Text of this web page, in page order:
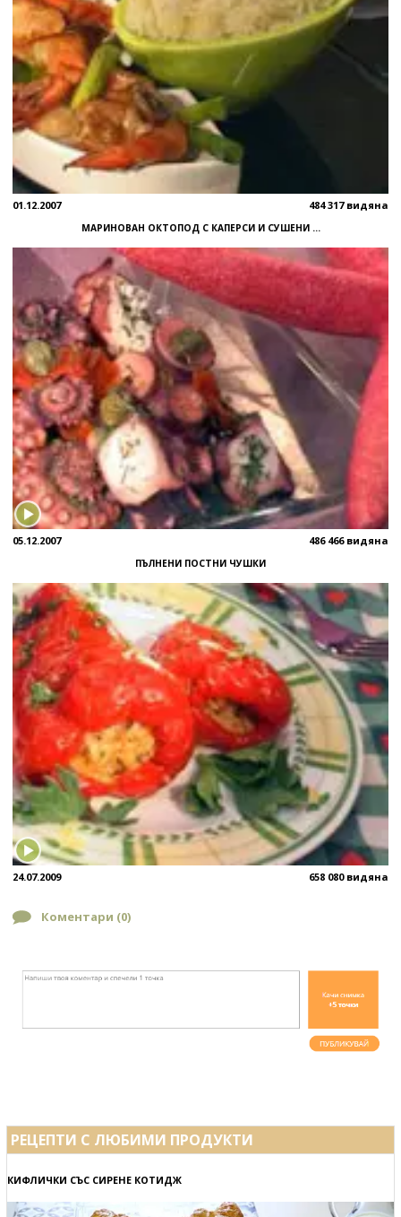
01.12.2007 484 317 видяна
МАРИНОВАН ОКТОПОД С КАПЕРСИ И СУШЕНИ ...
05.12.2007 486 466 видяна
ПЪЛНЕНИ ПОСТНИ ЧУШКИ
24.07.2009 658 080 видяна
Коментари (0)
РЕЦЕПТИ С ЛЮБИМИ ПРОДУКТИ
КИФЛИЧКИ СЪС СИРЕНЕ КОТИДЖ